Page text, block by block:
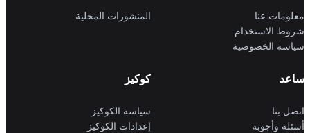
معلومات عنا
شروط الاستخدام
سياسة الخصوصية
المنشورات المحلية
ساعد
اتصل بنا
أسئلة وأجوبة
كوكيز
سياسة الكوكيز
إعدادات الكوكيز